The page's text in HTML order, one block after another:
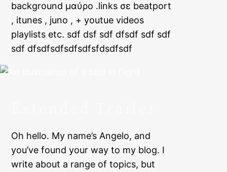
background μαύρο .links σε beatport
, itunes , juno , + youtue videos
playlists etc. sdf dsf sdf dfsdf sdf sdf
sdf dfsdfsdfsdfsdfsfdsdfsdf
Oh hello. My name’s Angelo, and
you’ve found your way to my blog. I
write about a range of topics, but